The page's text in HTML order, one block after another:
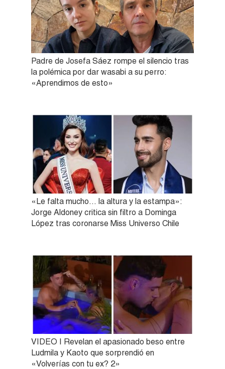
Padre de Josefa Sáez rompe el silencio tras
la polémica por dar wasabi a su perro:
«Aprendimos de esto»
«Le falta mucho… la altura y la estampa»:
Jorge Aldoney critica sin filtro a Dominga
López tras coronarse Miss Universo Chile
VIDEO | Revelan el apasionado beso entre
Ludmila y Kaoto que sorprendió en
«Volverías con tu ex? 2»